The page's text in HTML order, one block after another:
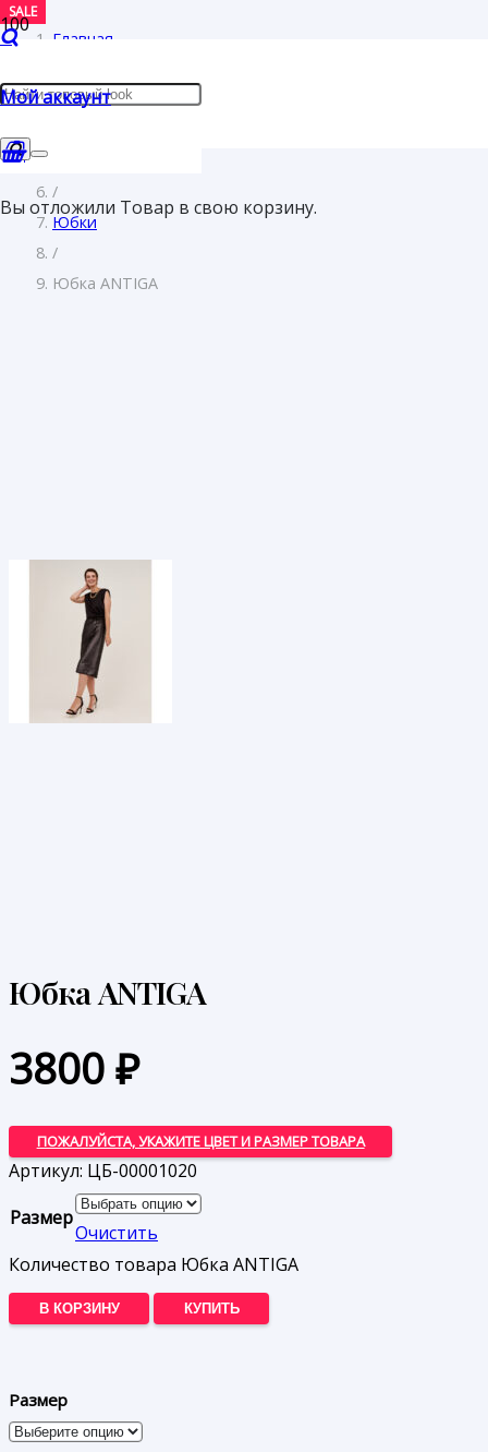
Мой аккаунт
Вы отложили Товар в свою корзину.
Главная
Женщинам
/
Юбки
/
Юбка ANTIGA
Юбка ANTIGA
3800₽
ПОЖАЛУЙСТА, УКАЖИТЕ ЦВЕТ И РАЗМЕР ТОВАРА
Артикул: ЦБ-00001020
Размер
Очистить
Количество товара Юбка ANTIGA
В КОРЗИНУ КУПИТЬ
Размер
SALE
SALE
SALE
SALE